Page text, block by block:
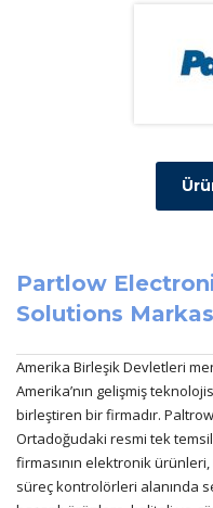
Partlow
Solutions
Amerika Birleşik Devletleri
Amerika’nın gelişmiş
birleştiren bir firmadır.
Ortadoğudaki resmi tek
firmasının elektronik ürünleri,
süreç kontrolörleri alanında